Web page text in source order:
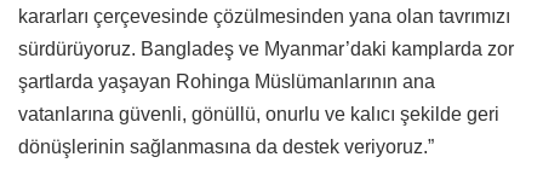
kararları çerçevesinde çözülmesinden yana olan tavrımızı
sürdürüyoruz. Bangladeş ve Myanmar’daki kamplarda zor
şartlarda yaşayan Rohinga Müslümanlarının ana
vatanlarına güvenli, gönüllü, onurlu ve kalıcı şekilde geri
dönüşlerinin sağlanmasına da destek veriyoruz.”